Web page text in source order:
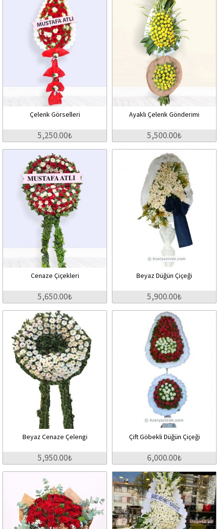
Çelenk Görselleri
5,250.00₺
Ayaklı Çelenk Gönderimi
5,500.00₺
Cenaze Çiçekleri
5,650.00₺
Beyaz Düğün Çiçeği
5,900.00₺
Beyaz Cenaze Çelengi
5,950.00₺
Çift Göbekli Düğün Çiçeği
6,000.00₺